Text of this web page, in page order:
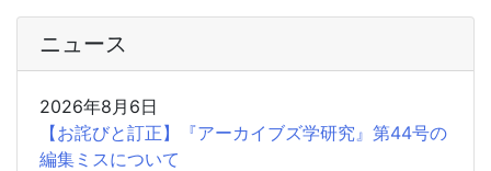
ニュース
2026年8月6日
【お詫びと訂正】『アーカイブズ学研究』第44号の
編集ミスについて